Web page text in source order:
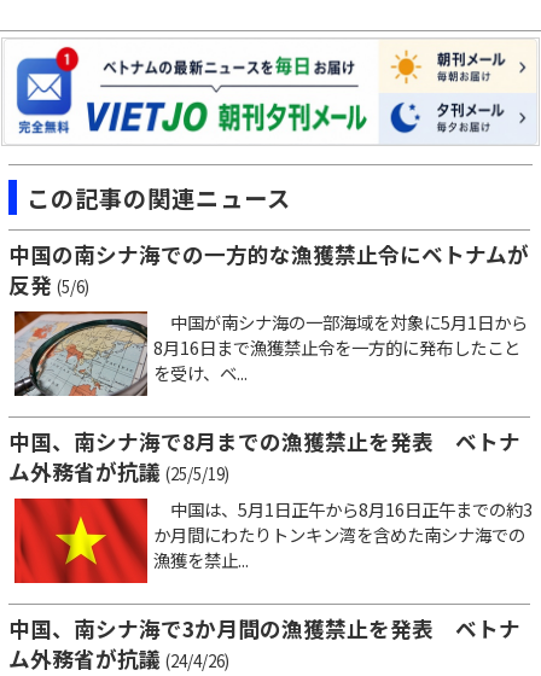
この記事の関連ニュース
中国の南シナ海での一方的な漁獲禁止令にベトナムが
反発 (5/6)
中国が南シナ海の一部海域を対象に5月1日から
8月16日まで漁獲禁止令を一方的に発布したこと
を受け、ベ...
中国、南シナ海で8月までの漁獲禁止を発表 ベトナ
ム外務省が抗議 (25/5/19)
中国は、5月1日正午から8月16日正午までの約3
か月間にわたりトンキン湾を含めた南シナ海での
漁獲を禁止...
中国、南シナ海で3か月間の漁獲禁止を発表 ベトナ
ム外務省が抗議 (24/4/26)